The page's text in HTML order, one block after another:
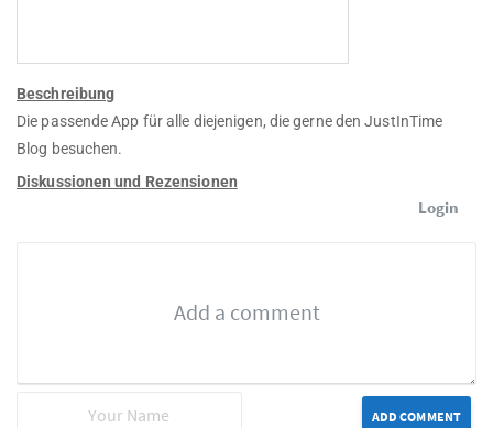
Beschreibung
Die passende App für alle diejenigen, die gerne den JustInTime
Blog besuchen.
Diskussionen und Rezensionen
Login
ADD COMMENT